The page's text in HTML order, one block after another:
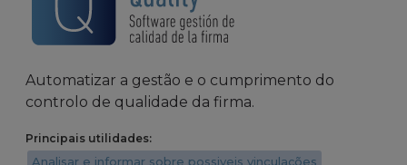
Automatizar a gestão e o cumprimento do
controlo de qualidade da firma.
Principais utilidades:
Analisar e informar sobre possiveis vinculações